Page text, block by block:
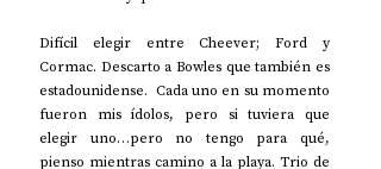
Difícil elegir entre Cheever; Ford y
Cormac. Descarto a Bowles que también es
estadounidense.  Cada uno en su momento
fueron mis ídolos, pero si tuviera que
elegir uno…pero no tengo para qué,
pienso mientras camino a la playa. Trio de